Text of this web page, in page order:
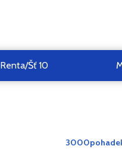
Renta/Šť 10